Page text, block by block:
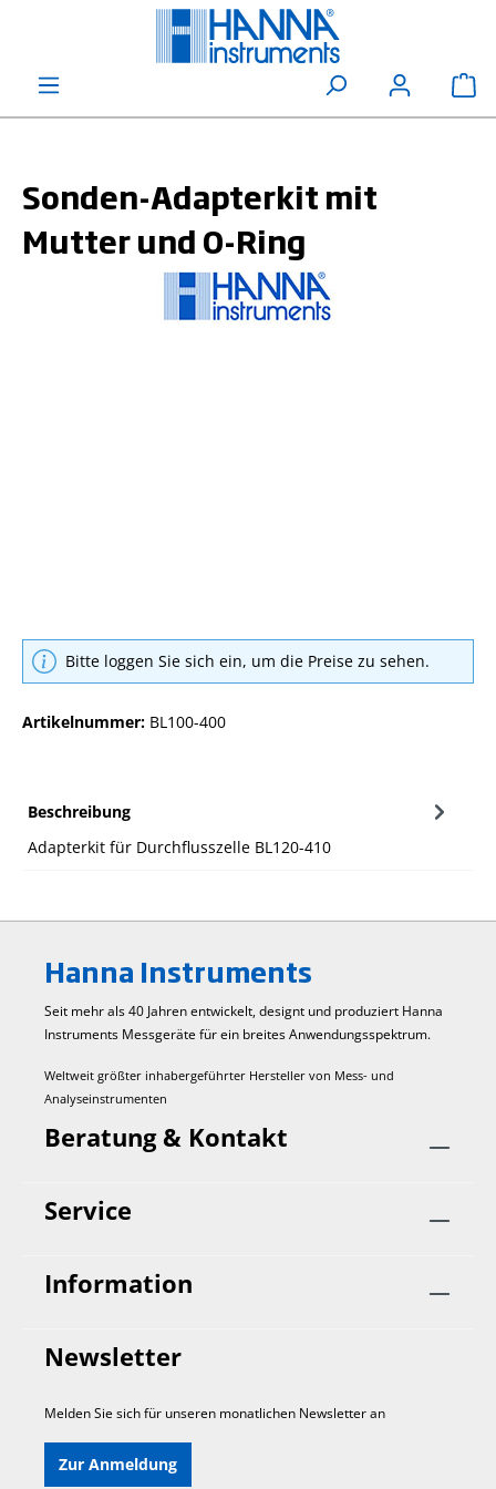
Sonden-Adapterkit mit
Mutter und O-Ring
Bitte loggen Sie sich ein, um die Preise zu sehen.
Artikelnummer: BL100-400
Beschreibung
Adapterkit für Durchflusszelle BL120-410
Hanna Instruments
Seit mehr als 40 Jahren entwickelt, designt und produziert Hanna
Instruments Mess­geräte für ein breites Anwendungs­spektrum.
Weltweit größter inhabergeführter Hersteller von Mess- und
Analyseinstrumenten
Beratung & Kontakt
Service
Information
Newsletter
Melden Sie sich für unseren monatlichen Newsletter an
Zur Anmeldung